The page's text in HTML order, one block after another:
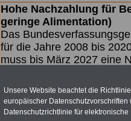
Hohe Nachzahlung für
geringe Alimentation)
Das
für die Jahre 2008 bis
muss bis März 2027 eine
(Beamte &
geben (Medienberichten
mind.3.000 und 13.000
Unsere Website beachtet die
europäischer
Datenschutzrichtlinie für